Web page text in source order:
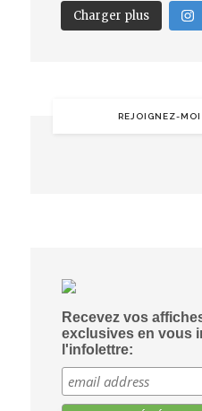
Charger plus
REJOIGNEZ-MOI
Recevez vos
exclusives en vous
l'infolettre: